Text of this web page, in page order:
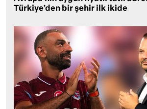
Türkiye’den bir şehir ilk ikide